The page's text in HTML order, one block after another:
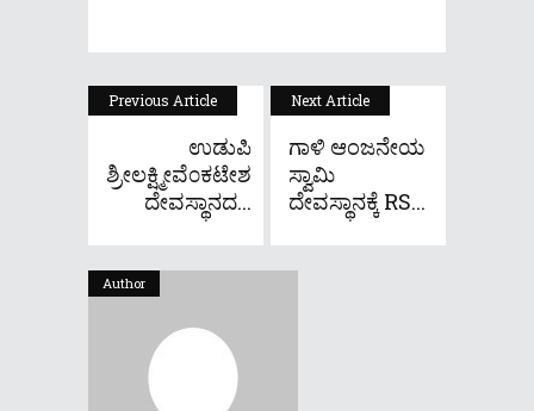
Previous Article
ಉಡುಪಿ
ಶ್ರೀಲಕ್ಷ್ಮೀವೆ೦ಕಟೇಶ
ದೇವಸ್ಥಾನದ...
Next Article
ಗಾಳಿ ಆಂಜನೇಯ
ಸ್ವಾಮಿ
ದೇವಸ್ಥಾನಕ್ಕೆ RS...
Author